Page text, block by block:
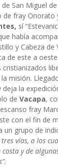
San Miguel
de fray
sí
había
y Cabeza de
de este a
misión.
la
de Vacapa,
fray
con el fin de
un grupo de
vías, a los
y de